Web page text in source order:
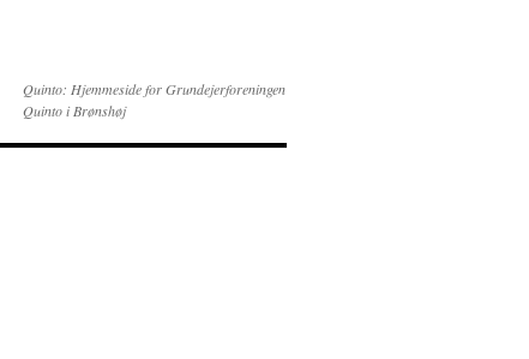
Quinto: Hjemmeside for Grundejerforeningen
Quinto i Brønshøj